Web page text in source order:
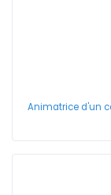
Animatrice d'un